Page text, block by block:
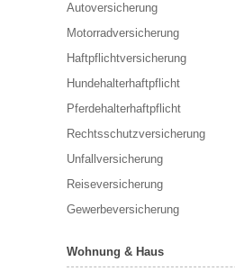
Autoversicherung
Motorradversicherung
Haftpflichtversicherung
Hundehalterhaftpflicht
Pferdehalterhaftpflicht
Rechtsschutzversicherung
Unfallversicherung
Reiseversicherung
Gewerbeversicherung
Wohnung & Haus